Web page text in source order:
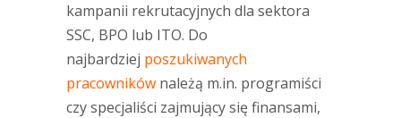
kampanii rekrutacyjnych dla sektora
SSC, BPO lub ITO. Do
najbardziej poszukiwanych
pracowników należą m.in. programiści
czy specjaliści zajmujący się finansami,